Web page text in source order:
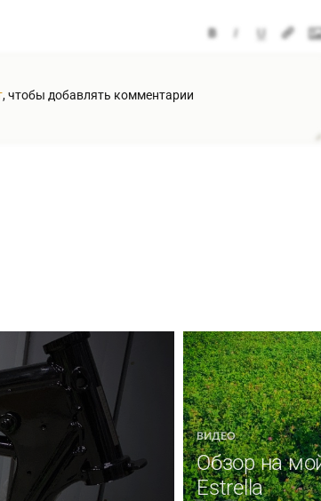
, чтобы добавлять комментарии
ВИДЕО
Обзор на
Estrella